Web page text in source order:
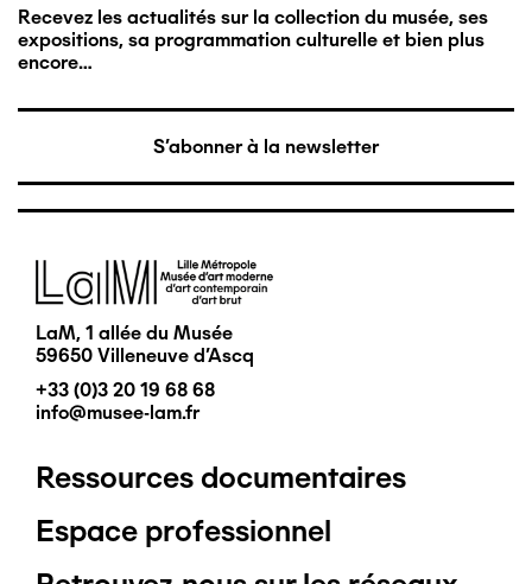
Recevez les actualités sur la collection du musée, ses
expositions, sa programmation culturelle et bien plus
encore…
S'abonner à la newsletter
Image
LaM, 1 allée du Musée
59650 Villeneuve d'Ascq
+33 (0)3 20 19 68 68
info@musee-lam.fr
Pied
de
Ressources documentaires
Espace professionnel